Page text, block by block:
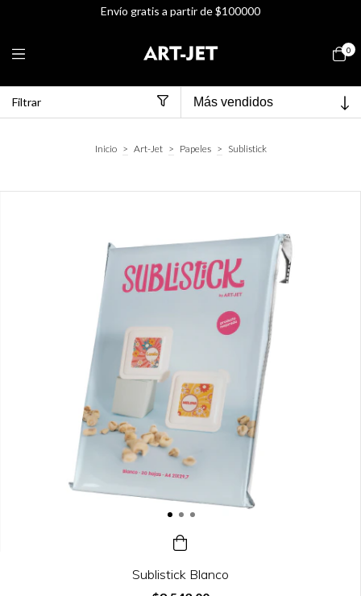
Envío gratis a partir de $100000
0
Filtrar
Inicio > Art-Jet > Papeles > Sublistick
Sublistick Blanco